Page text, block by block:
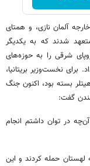
آلمان نازی، و همتای
شدند که به یکدیگر
شرقی را به حوزه‌های
برای نخست‌وزیر بریتانیا،
بسته بود، اکنون جنگ
گفت:
در توان داشتم انجام
۱ سپتامبر ۱۹۳۹ [۹ شهریور ۱۳۱۸] به لهستان حمله کردند و این